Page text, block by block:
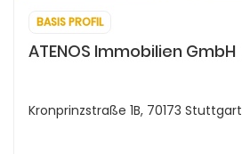
BASIS PROFIL
ATENOS Immobilien GmbH
Kronprinzstraße 1B, 70173 Stuttgart